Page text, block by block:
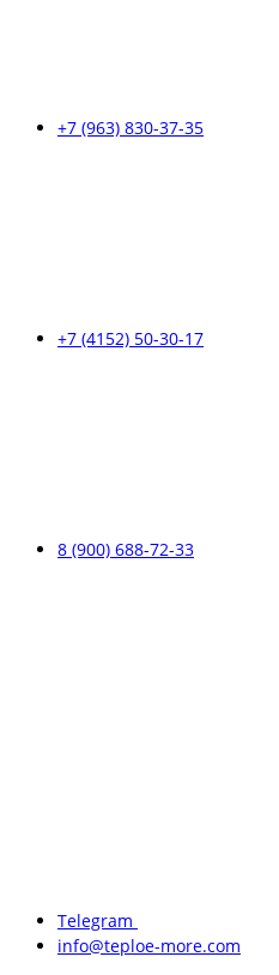
+7 (963) 830-37-35
+7 (4152) 50-30-17
8 (900) 688-72-33
Telegram
info@teploe-more.com